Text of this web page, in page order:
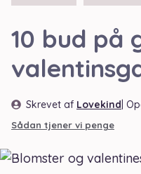
10 bud på
Skrevet af Lovekind |
Sådan tjener vi penge